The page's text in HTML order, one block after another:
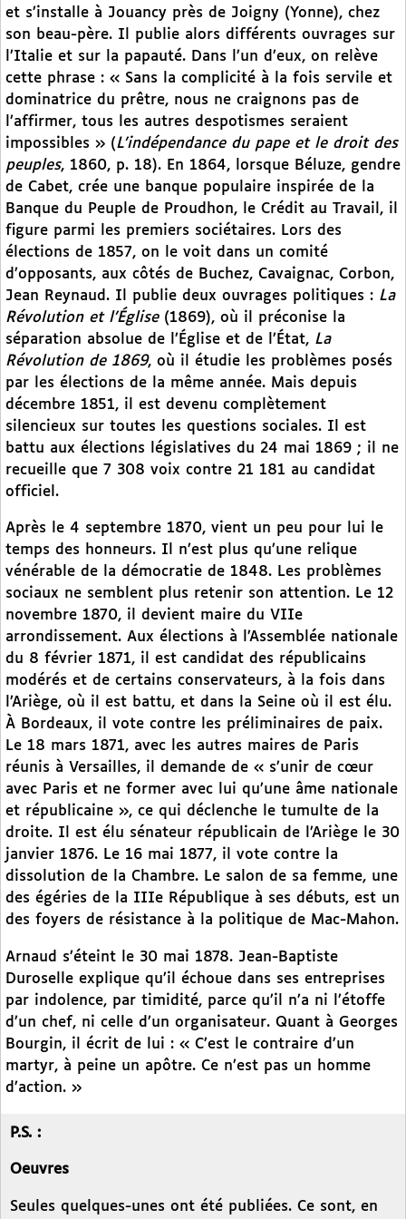
et s’installe à Jouancy près de Joigny (Yonne), chez
son beau-père. Il publie alors différents ouvrages sur
l’Italie et sur la papauté. Dans l’un d’eux, on relève
cette phrase : « Sans la complicité à la fois servile et
dominatrice du prêtre, nous ne craignons pas de
l’affirmer, tous les autres despotismes seraient
impossibles » (L’indépendance du pape et le droit des
peuples, 1860, p. 18). En 1864, lorsque Béluze, gendre
de Cabet, crée une banque populaire inspirée de la
Banque du Peuple de Proudhon, le Crédit au Travail, il
figure parmi les premiers sociétaires. Lors des
élections de 1857, on le voit dans un comité
d’opposants, aux côtés de Buchez, Cavaignac, Corbon,
Jean Reynaud. Il publie deux ouvrages politiques : La
Révolution et l’Église(1869), où il préconise la
séparation absolue de l’Église et de l’État, La
Révolution de 1869, où il étudie les problèmes posés
par les élections de la même année. Mais depuis
décembre 1851, il est devenu complètement
silencieux sur toutes les questions sociales. Il est
battu aux élections législatives du 24 mai 1869 ; il ne
recueille que 7 308 voix contre 21 181 au candidat
officiel.
Après le 4 septembre 1870, vient un peu pour lui le
temps des honneurs. Il n’est plus qu’une relique
vénérable de la démocratie de 1848. Les problèmes
sociaux ne semblent plus retenir son attention. Le 12
novembre 1870, il devient maire du VIIe
arrondissement. Aux élections à l’Assemblée nationale
du 8 février 1871, il est candidat des républicains
modérés et de certains conservateurs, à la fois dans
l’Ariège, où il est battu, et dans la Seine où il est élu.
À Bordeaux, il vote contre les préliminaires de paix.
Le 18 mars 1871, avec les autres maires de Paris
réunis à Versailles, il demande de « s’unir de cœur
avec Paris et ne former avec lui qu’une âme nationale
et républicaine », ce qui déclenche le tumulte de la
droite. Il est élu sénateur républicain de l’Ariège le 30
janvier 1876. Le 16 mai 1877, il vote contre la
dissolution de la Chambre. Le salon de sa femme, une
des égéries de la IIIe République à ses débuts, est un
des foyers de résistance à la politique de Mac-Mahon.
Arnaud s’éteint le 30 mai 1878. Jean-Baptiste
Duroselle explique qu’il échoue dans ses entreprises
par indolence, par timidité, parce qu’il n’a ni l’étoffe
d’un chef, ni celle d’un organisateur. Quant à Georges
Bourgin, il écrit de lui : « C’est le contraire d’un
martyr, à peine un apôtre. Ce n’est pas un homme
d’action. »
P.S. :
Oeuvres
Seules quelques-unes ont été publiées. Ce sont, en